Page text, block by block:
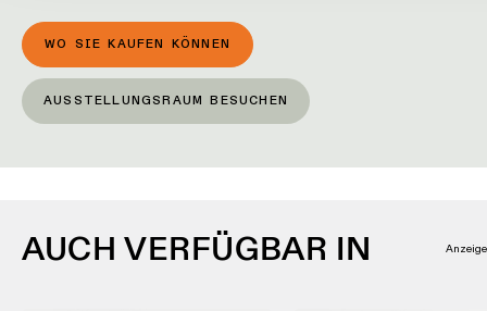
WO SIE KAUFEN KÖNNEN
AUSSTELLUNGSRAUM BESUCHEN
AUCH VERFÜGBAR IN